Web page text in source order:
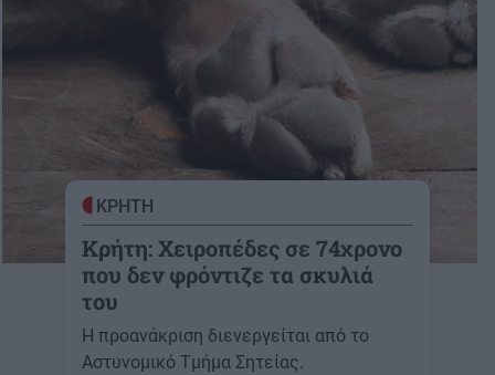
ΚΡΗΤΗ
Κρήτη: Χειροπέδες σε 74χρονο
που δεν φρόντιζε τα σκυλιά
του
Η προανάκριση διενεργείται από το
Αστυνομικό Τμήμα Σητείας.